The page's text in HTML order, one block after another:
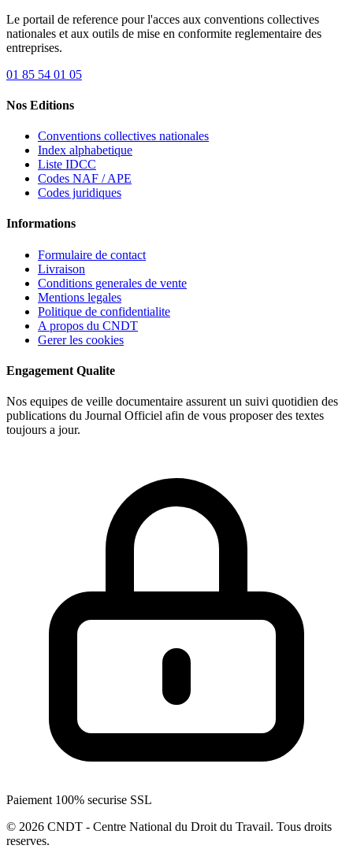
Le portail de reference pour l'acces aux conventions collectives
nationales et aux outils de mise en conformite reglementaire des
entreprises.
01 85 54 01 05
Nos Editions
Conventions collectives nationales
Index alphabetique
Liste IDCC
Codes NAF / APE
Codes juridiques
Informations
Formulaire de contact
Livraison
Conditions generales de vente
Mentions legales
Politique de confidentialite
A propos du CNDT
Gerer les cookies
Engagement Qualite
Nos equipes de veille documentaire assurent un suivi quotidien des
publications du Journal Officiel afin de vous proposer des textes
toujours a jour.
Paiement 100% securise SSL
© 2026 CNDT - Centre National du Droit du Travail. Tous droits
reserves.